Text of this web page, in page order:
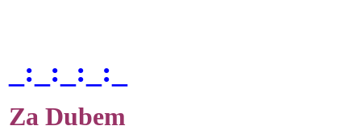
_:_:_:_:_
Za Dubem